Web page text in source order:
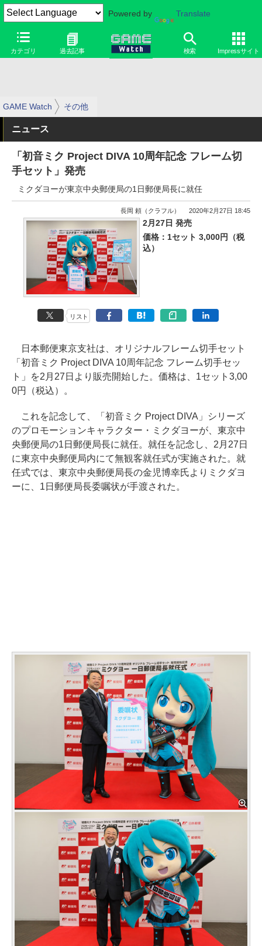
Powered by Translate
カテゴリ 過去記事 検索 Impressサイト
GAME Watch その他
ニュース
「初音ミク Project DIVA 10周年記念 フレーム切
手セット」発売
ミクダヨーが東京中央郵便局の1日郵便局長に就任
長岡 頼（クラフル） 2020年2月27日 18:45
2月27日 発売
価格：1セット 3,000円（税
込）
リスト
日本郵便東京支社は、オリジナルフレーム切手セット
「初音ミク Project DIVA 10周年記念 フレーム切手セッ
ト」を2月27日より販売開始した。価格は、1セット3,00
0円（税込）。
これを記念して、「初音ミク Project DIVA」シリーズ
のプロモーションキャラクター・ミクダヨーが、東京中
央郵便局の1日郵便局長に就任。就任を記念し、2月27日
に東京中央郵便局内にて無観客就任式が実施された。就
任式では、東京中央郵便局長の金児博幸氏よりミクダヨ
ーに、1日郵便局長委嘱状が手渡された。